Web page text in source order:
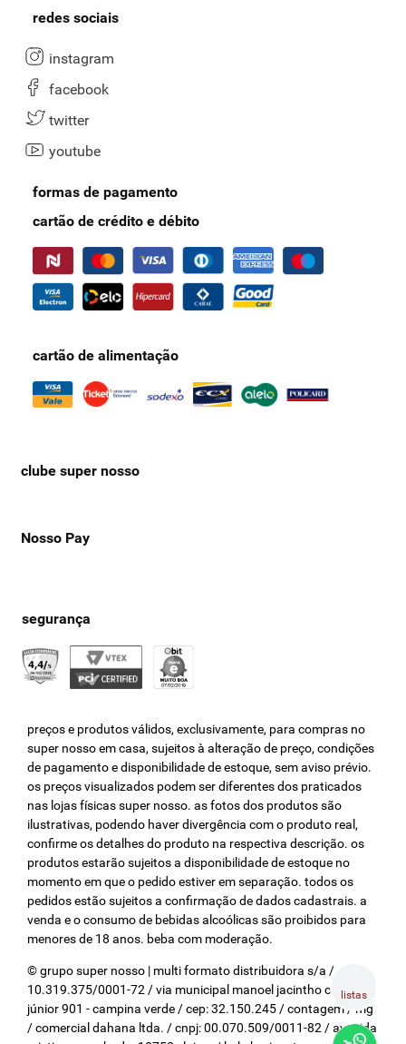
listas
redes sociais
instagram
facebook
twitter
youtube
formas de pagamento
cartão de crédito e débito
cartão de alimentação
clube super nosso
Nosso Pay
preços e produtos válidos, exclusivamente, para compras no
super nosso em casa, sujeitos à alteração de preço, condições
de pagamento e disponibilidade de estoque, sem aviso prévio.
os preços visualizados podem ser diferentes dos praticados
nas lojas físicas super nosso. as fotos dos produtos são
ilustrativas, podendo haver divergência com o produto real,
confirme os detalhes do produto na respectiva descrição. os
produtos estarão sujeitos a disponibilidade de estoque no
momento em que o pedido estiver em separação. todos os
pedidos estão sujeitos a confirmação de dados cadastrais. a
venda e o consumo de bebidas alcoólicas são proibidos para
menores de 18 anos. beba com moderação.
© grupo super nosso | multi formato distribuidora s/a / cnpj:
10.319.375/0001-72 / via municipal manoel jacintho coelho
júnior 901 - campina verde / cep: 32.150.245 / contagem / mg
/ comercial dahana ltda. / cnpj: 00.070.509/0011-82 / avenida